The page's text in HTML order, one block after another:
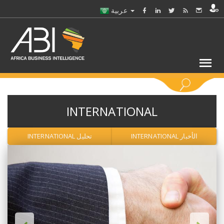
اختر قطاع / القطاعات
حدد ملفا
حدد الفرع
حدد الفئة
INTERNATIONAL
تحليل INTERNATIONAL الأخبار INTERNATIONAL